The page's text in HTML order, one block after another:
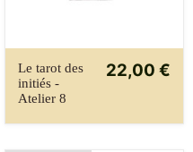
Le tarot des
initiés -
Atelier 8
22,00 €